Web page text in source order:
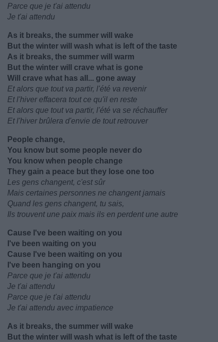
Parce que je t'ai attendu
Je t'ai attendu
As it breaks, the summer will wake
But the winter will wash what is left of the taste
As it breaks, the summer will warm
But the winter will crave what is gone
Will crave what has all... gone away
Et alors que tout va partir, l'été va revenir
Et l'hiver effacera tout ce qu'il en reste
Et alors que tout va partir, l'été va se réchauffer
Et l'hiver brûlera d'envie de tout retrouver
People change,
You know but some people never do
You know when people change
They gain a peace but they lose one too
Les gens changent, c'est sûr
Mais certaines personnes ne changent jamais
Quand les gens changent, tu sais,
Ils trouvent une paix mais ils en perdent une autre
Cause I've been waiting on you
I've been waiting on you
Cause I've been waiting on you
I've been hanging on you
Parce que je t'ai attendu
Je t'ai attendu
Parce que je t'ai attendu
Je t'ai attendu avec impatience
As it breaks, the summer will wake
But the winter will wash what is left of the taste